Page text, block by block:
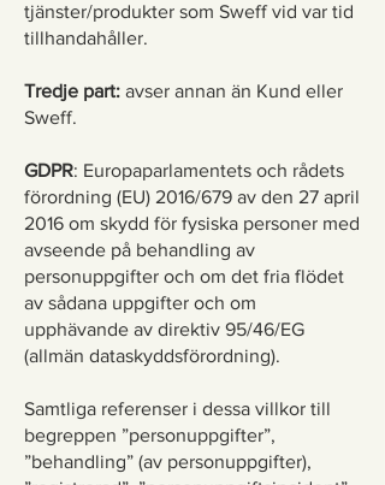
tjänster/produkter som Sweff vid var tid
tillhandahåller.
Tredje part: avser annan än Kund eller
Sweff.
GDPR: Europaparlamentets och rådets
förordning (EU) 2016/679 av den 27 april
2016 om skydd för fysiska personer med
avseende på behandling av
personuppgifter och om det fria flödet
av sådana uppgifter och om
upphävande av direktiv 95/46/EG
(allmän dataskyddsförordning).
Samtliga referenser i dessa villkor till
begreppen ”personuppgifter”,
”behandling” (av personuppgifter),